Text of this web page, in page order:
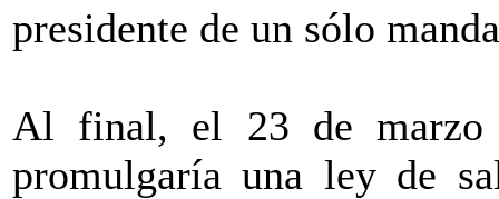
presidente de un sólo
Al final, el 23 de marzo
promulgaría una ley de